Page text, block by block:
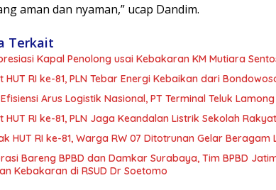
aman dan nyaman,” ucap Dandim.
Terkait
Kapal Penolong usai Kebakaran KM Mutiara
HUT RI ke-81, PLN Tebar Energi Kebaikan dari
Arus Logistik Nasional, PT Terminal Teluk
HUT RI ke-81, PLN Jaga Keandalan Listrik Sekolah
HUT RI ke-81, Warga RW 07 Ditotrunan Gelar Beragam
Bareng BPBD dan Damkar Surabaya, Tim BPBD
Kebakaran di RSUD Dr Soetomo